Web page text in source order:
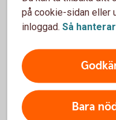
godkänna
och statistik.
Inställningar
på cookie-sidan eller
inloggad. Så
Bara